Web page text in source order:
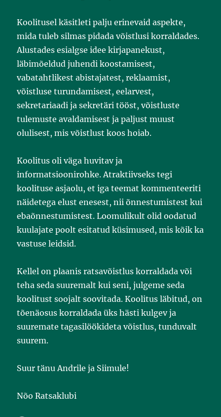
Koolitusel käsitleti palju erinevaid aspekte,
mida tuleb silmas pidada võistlusi korraldades.
Alustades esialgse idee kirjapanekust,
läbimõeldud juhendi koostamisest,
vabatahtlikest abistajatest, reklaamist,
võistluse turundamisest, eelarvest,
sekretariaadi ja sekretäri tööst, võistluste
tulemuste avaldamisest ja paljust muust
olulisest, mis võistlust koos hoiab.
Koolitus oli väga huvitav ja
informatsioonirohke. Atraktiivseks tegi
koolituse asjaolu, et iga teemat kommenteeriti
näidetega elust enesest, nii õnnestumistest kui
ebaõnnestumistest. Loomulikult olid oodatud
kuulajate poolt esitatud küsimused, mis kõik ka
vastuse leidsid.
Kellel on plaanis ratsavõistlus korraldada või
teha seda suuremalt kui seni, julgeme seda
koolitust soojalt soovitada. Koolitus läbitud, on
tõenäosus korraldada üks hästi kulgev ja
suuremate tagasilöökideta võistlus, tunduvalt
suurem.
Suur tänu Andrile ja Siimule!
Nõo Ratsaklubi